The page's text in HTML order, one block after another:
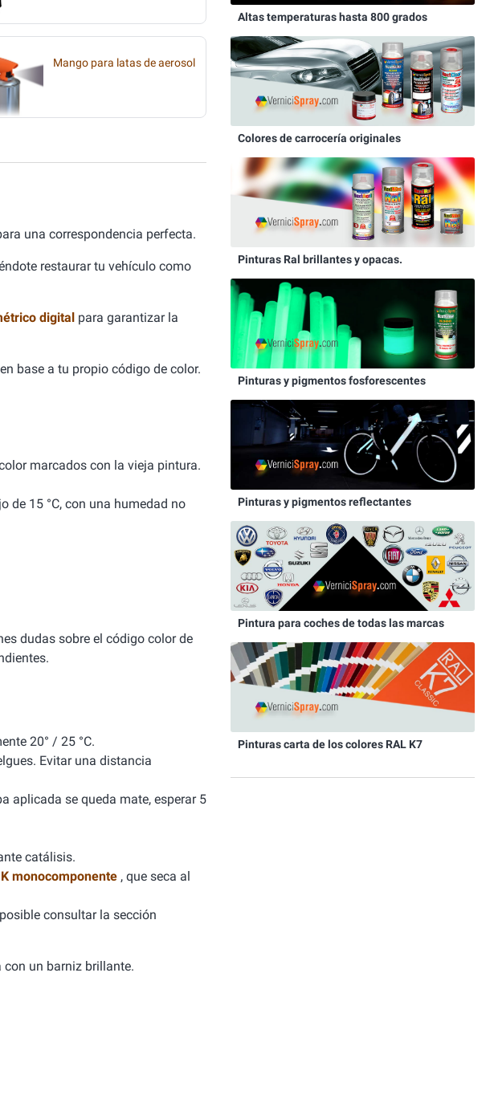
Mango para latas de aerosol
una correspondencia perfecta.
restaurar tu vehículo como
digital para garantizar la
base a tu propio código de color.
marcados con la vieja pintura.
de 15 °C, con una humedad no
dudas sobre el código color de
20° / 25 °C.
Evitar una distancia
aplicada se queda mate, esperar 5
catálisis.
monocomponente , que seca al
consultar la sección
con un barniz brillante.
Altas temperaturas hasta 800 grados
Colores de carrocería originales
Pinturas Ral brillantes y opacas.
Pinturas y pigmentos fosforescentes
Pinturas y pigmentos reflectantes
Pintura para coches de todas las marcas
Pinturas carta de los colores RAL K7